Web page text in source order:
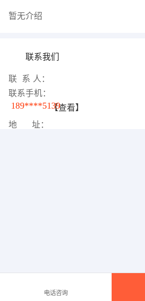
暂无介绍
联系我们
联 系 人：
联系手机：
189****5139【查看】
地 址：
电话咨询